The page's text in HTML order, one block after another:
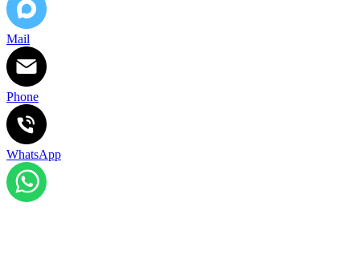
Mail
Phone
WhatsApp